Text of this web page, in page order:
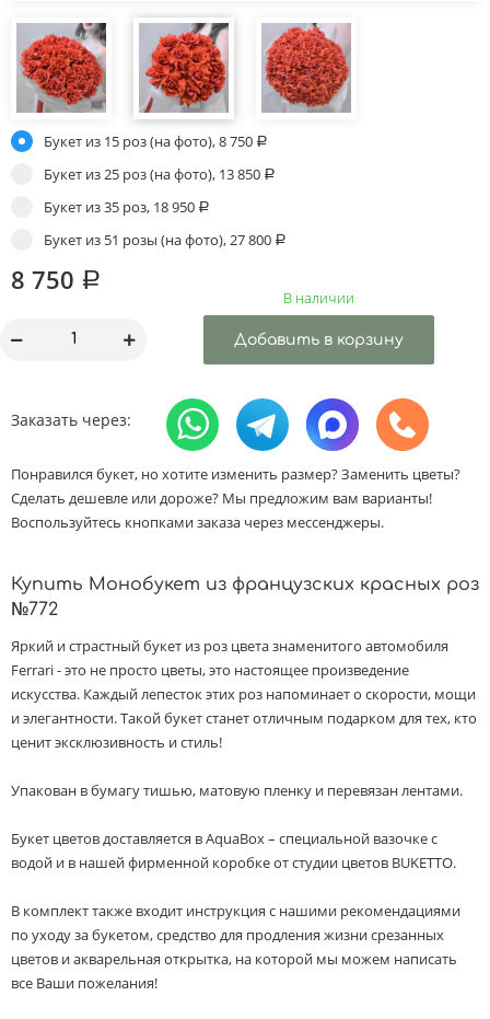
Букет из 15 роз (на фото),8 750
Букет из 25 роз (на фото), 13 850
Букет из 35 роз, 18 950
Букет из 51 розы (на фото),27 800
8 750
В наличии
Заказать через:
Понравился букет, но хотите изменить размер? Заменить цветы?
Сделать дешевле или дороже? Мы предложим вам варианты!
Воспользуйтесь кнопками заказа через мессенджеры.
Купить Монобукет из французских красных роз
№772
Яркий и страстный букет из роз цвета знаменитого автомобиля
Ferrari - это не просто цветы, это настоящее произведение
искусства. Каждый лепесток этих роз напоминает о скорости, мощи
и элегантности. Такой букет станет отличным подарком для тех, кто
ценит эксклюзивность и стиль!
Упакован в бумагу тишью, матовую пленку и перевязан лентами.
Букет цветов доставляется в AquaBox – специальной вазочке с
водой и в нашей фирменной коробке от студии цветов BUKETTO.
В комплект также входит инструкция с нашими рекомендациями
по уходу за букетом, средство для продления жизни срезанных
цветов и акварельная открытка, на которой мы можем написать
все Ваши пожелания!